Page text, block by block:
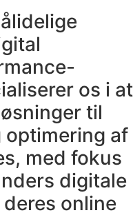
os i at
til
optimering af
med fokus
digitale
online